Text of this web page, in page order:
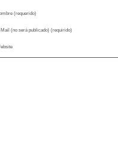
(requerido)
(no será publicado) (requirido)